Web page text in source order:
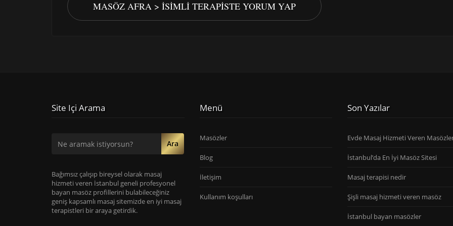
MASÖZ AFRA > İSIMLI TERAPISTE YORUM YAP
Site Içi Arama
Ara
Bağımsız çalışıp bireysel olarak masaj
hizmeti veren İstanbul geneli profesyonel
bayan masöz profillerini bulabileceğiniz
geniş kapsamlı masaj sitemizde en iyi masaj
terapistleri bir araya getirdik.
Menü
Masözler
Blog
İletişim
Kullanım koşulları
Son Yazılar
Evde Masaj Hizmeti Veren
İstanbul’da En İyi Masöz Sitesi
Masaj terapisi nedir
Şişli masaj hizmeti veren masöz
İstanbul bayan masözler